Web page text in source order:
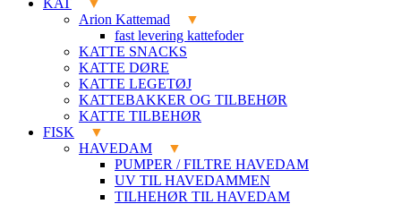
KAT
Arion Kattemad
fast levering kattefoder
KATTE SNACKS
KATTE DØRE
KATTE LEGETØJ
KATTEBAKKER OG TILBEHØR
KATTE TILBEHØR
FISK
HAVEDAM
PUMPER / FILTRE HAVEDAM
UV TIL HAVEDAMMEN
TILHEHØR TIL HAVEDAM